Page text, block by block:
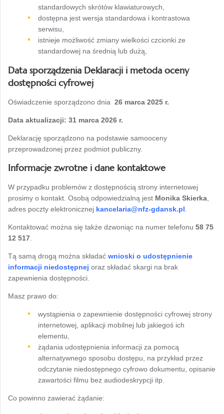
standardowych skrótów klawiaturowych,
dostępna jest wersja standardowa i kontrastowa
serwisu,
istnieje możliwość zmiany wielkości czcionki ze
standardowej na średnią lub dużą,
Data sporządzenia Deklaracji i metoda oceny
dostępności cyfrowej
Oświadczenie sporządzono dnia 26 marca 2025 r.
Data aktualizacji: 31 marca 2026 r.
Deklarację sporządzono na podstawie samooceny
przeprowadzonej przez podmiot publiczny.
Informacje zwrotne i dane kontaktowe
W przypadku problemów z dostępnością strony internetowej
prosimy o kontakt. Osobą odpowiedzialną jest Monika Skierka,
adres poczty elektronicznej kancelaria@nfz-gdansk.pl.
Kontaktować można się także dzwoniąc na numer telefonu 58 75
12 517.
Tą samą drogą można składać wnioski o udostępnienie
informacji niedostępnej oraz składać skargi na brak
zapewnienia dostępności.
Masz prawo do:
wystąpienia o zapewnienie dostępności cyfrowej strony
internetowej, aplikacji mobilnej lub jakiegoś ich
elementu,
żądania udostępnienia informacji za pomocą
alternatywnego sposobu dostępu, na przykład przez
odczytanie niedostępnego cyfrowo dokumentu, opisanie
zawartości filmu bez audiodeskrypcji itp.
Co powinno zawierać żądanie: